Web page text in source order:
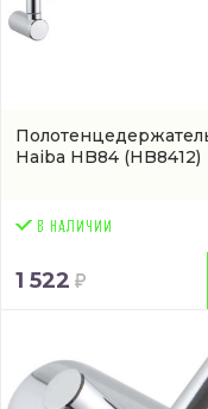
Haiba HB84 (HB8412)
1 522